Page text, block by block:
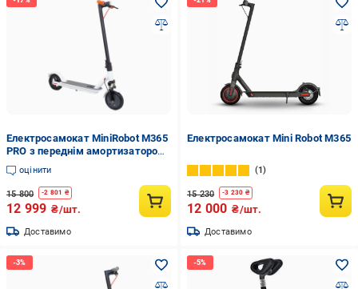
Електросамокат MiniRobot M365
PRO з переднім амортизатором
Білий
оцінити
15 800 -2 801 ₴
12 999 ₴/шт.
Доставимо
Електросамокат Mini Robot M365
1
15 230 -3 230 ₴
12 000 ₴/шт.
Доставимо